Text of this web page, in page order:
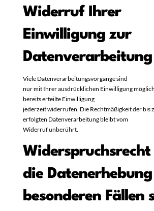
Widerruf Ihrer
Einwilligung zur
Datenverarbeitung
Viele Datenverarbeitungsvorgänge sind
nur mit Ihrer ausdrücklichen Einwilligung
bereits erteilte Einwilligung
jederzeit widerrufen. Die Rechtmäßigkeit der bis
erfolgten Datenverarbeitung bleibt vom
Widerruf unberührt.
Widerspruchsrecht
die
besonderen Fällen